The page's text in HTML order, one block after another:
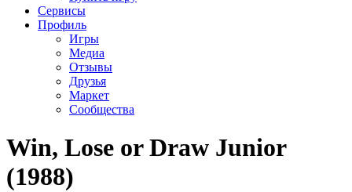
Сервисы
Профиль
Игры
Медиа
Отзывы
Друзья
Маркет
Сообщества
Win, Lose or Draw Junior
(1988)